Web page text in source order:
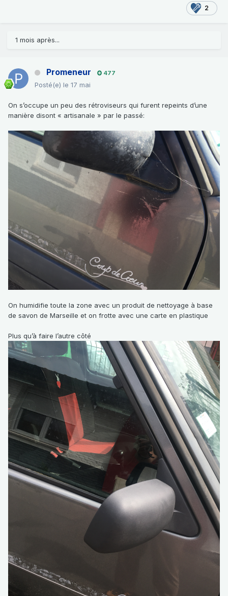
2
1 mois après...
Promeneur 477
Posté(e) le 17 mai
On s’occupe un peu des rétroviseurs qui furent repeints d’une
manière disont « artisanale » par le passé:
On humidifie toute la zone avec un produit de nettoyage à base
de savon de Marseille et on frotte avec une carte en plastique
Plus qu’à faire l’autre côté